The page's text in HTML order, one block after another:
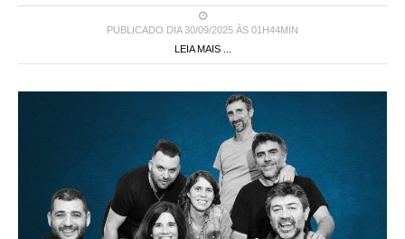
PUBLICADO DIA 30/09/2025 ÀS 01H44MIN
LEIA MAIS ...